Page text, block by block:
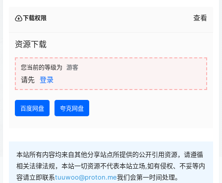
下载权限 查看
资源下载
您当前的等级为 游客
请先 登录
百度网盘 夸克网盘
本站所有内容均来自其他分享站点所提供的公开引用资源，请遵循
相关法律法规，本站一切资源不代表本站立场,如有侵权、不妥等内
容请立即联系tuuwoo@proton.me我们会第一时间处理。